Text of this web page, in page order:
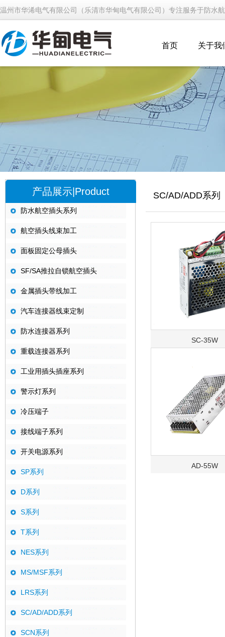
温州市华浠电气有限公司（乐清市华甸电气有限公司）专注服务于防水
首页 关于我
产品展示|Product
防水航空插头系列
航空插头线束加工
面板固定公母插头
SF/SA推拉自锁航空插头
金属插头带线加工
汽车连接器线束定制
防水连接器系列
重载连接器系列
工业用插头插座系列
警示灯系列
冷压端子
接线端子系列
开关电源系列
SP系列
D系列
S系列
T系列
NES系列
MS/MSF系列
LRS系列
SC/AD/ADD系列
SCN系列
SC/AD/ADD系列
SC-35W
AD-55W